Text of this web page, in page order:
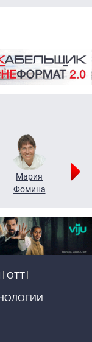
Мария
Фомина
ОТТ